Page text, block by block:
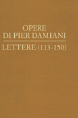
AGGIUNGI AL CARRELLO